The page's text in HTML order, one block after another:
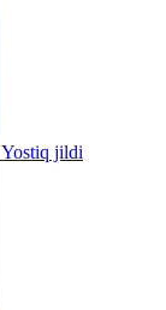
Yostiq jildi